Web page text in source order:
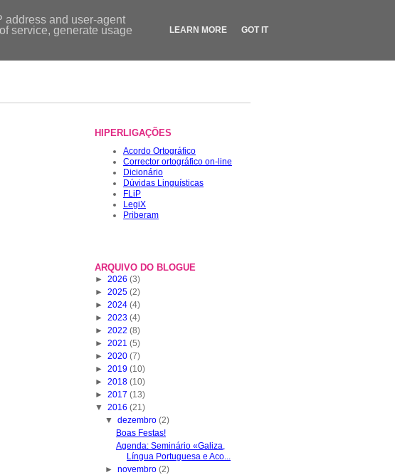
HIPERLIGAÇÕES
Acordo Ortográfico
Corrector ortográfico on-line
Dicionário
Dúvidas Linguísticas
FLiP
LegiX
Priberam
ARQUIVO DO BLOGUE
► 2026 (3)
► 2025 (2)
► 2024 (4)
► 2023 (4)
► 2022 (8)
► 2021 (5)
► 2020 (7)
► 2019 (10)
► 2018 (10)
► 2017 (13)
▼ 2016 (21)
▼dezembro(2)
Boas Festas!
Agenda: Seminário «Galiza,
Língua Portuguesa e Aco...
►novembro(2)
address and user-agent
service, generate usage
LEARN MORE GOT IT